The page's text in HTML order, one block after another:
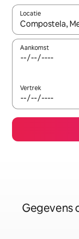
Locatie
Wanneer er
Aankomst
Vertrek
Gegevens